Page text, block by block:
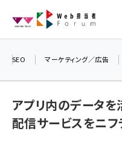
ン
SEO マーケティング／広告
アプリ内のデータを
配信サービスをニ